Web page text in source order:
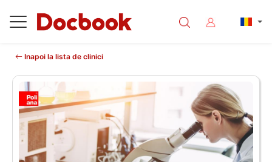
Inapoi la lista de clinici